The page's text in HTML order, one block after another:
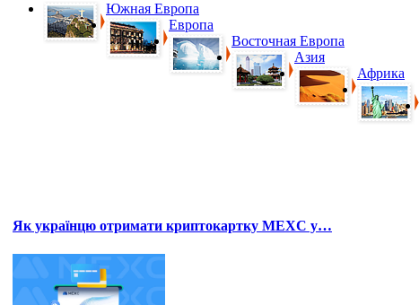
Южная Европа
Европа
Восточная Европа
Азия
Африка
Як українцю отримати криптокартку MEXC у…